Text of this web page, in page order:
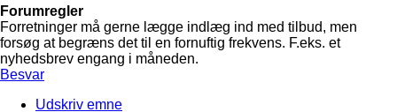
Forumregler
Forretninger må gerne lægge indlæg ind med tilbud, men
forsøg at begræns det til en fornuftig frekvens. F.eks. et
nyhedsbrev engang i måneden.
Besvar
Udskriv emne